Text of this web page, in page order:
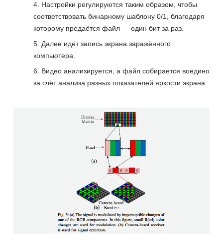
Настройки регулируются таким образом, чтобы
соответствовать бинарному шаблону 0/1, благодаря
которому предаётся файл — один бит за раз.
Далее идёт запись экрана заражённого
компьютера.
Видео анализируется, а файл собирается воедино
за счёт анализа разных показателей яркости экрана.